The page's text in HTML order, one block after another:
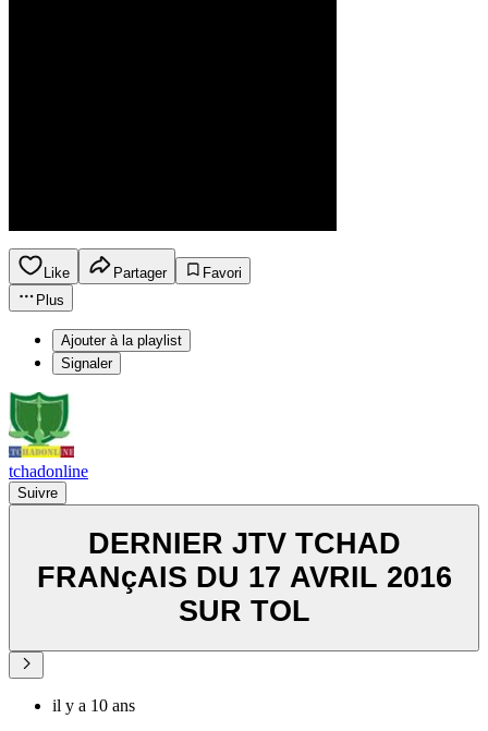
Like Partager
Favori
Plus
Ajouter à la playlist
Signaler
tchadonline
Suivre
DERNIER JTV TCHAD
FRANçAIS DU 17 AVRIL 2016
SUR TOL
il y a 10 ans